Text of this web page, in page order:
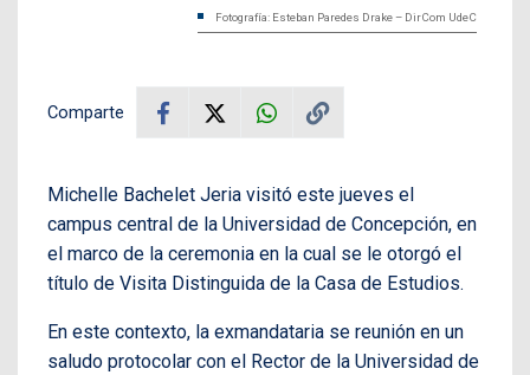
Fotografía: Esteban Paredes Drake – DirCom UdeC
Comparte
Michelle Bachelet Jeria visitó este jueves el
campus central de la Universidad de Concepción, en
el marco de la ceremonia en la cual se le otorgó el
título de Visita Distinguida de la Casa de Estudios.
En este contexto, la exmandataria se reunión en un
saludo protocolar con el Rector de la Universidad de